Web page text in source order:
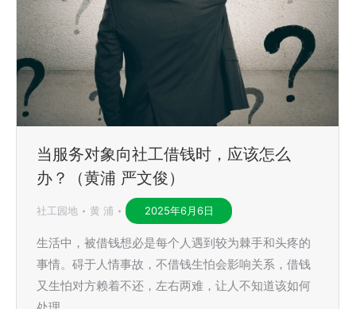
当服务对象向社工借钱时，应该怎么
办？（黄浦 严文俊）
社工园地 黄 浦 2025年6月6日
生活中，被借钱想必是每个人遇到较为棘手和头疼的
事情。碍于人情事故，不借钱生怕会影响关系，借钱
又生怕对方赖着不还，左右两难，让人不知道该如何